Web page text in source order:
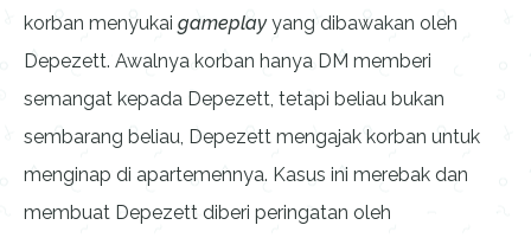
korban menyukai gameplay yang dibawakan oleh
Depezett. Awalnya korban hanya DM memberi
semangat kepada Depezett, tetapi beliau bukan
sembarang beliau, Depezett mengajak korban untuk
menginap di apartemennya. Kasus ini merebak dan
membuat Depezett diberi peringatan oleh